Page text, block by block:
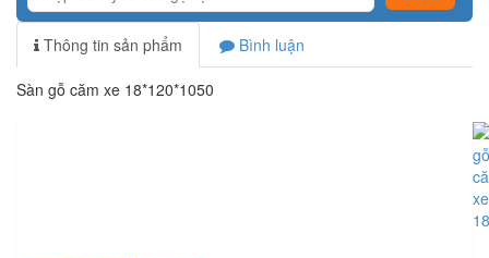
Thông tin sản phẩm Bình luận
Sàn gỗ căm xe 18*120*1050